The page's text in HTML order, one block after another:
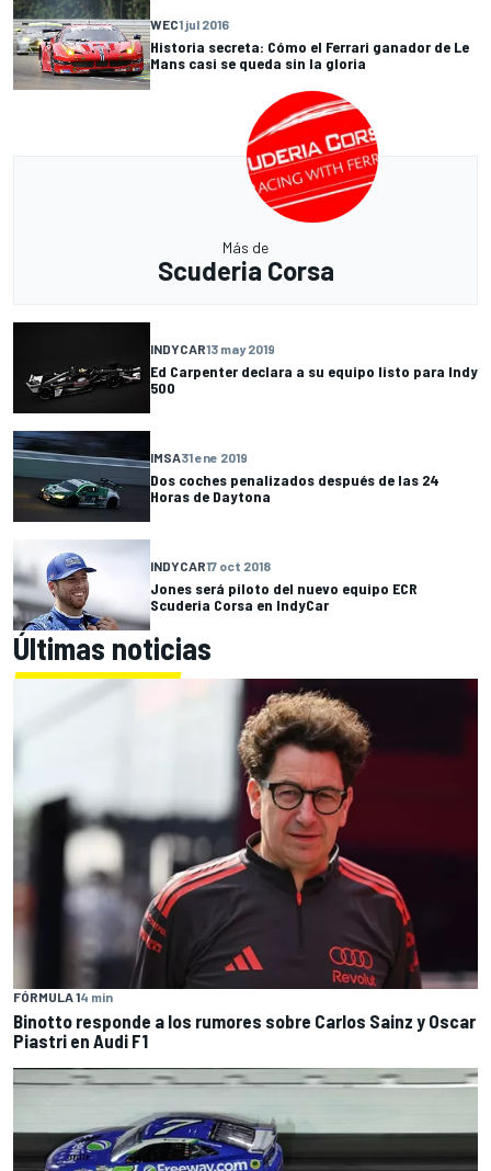
WEC1 jul 2016
Historia secreta: Cómo el Ferrari ganador de Le
Mans casi se queda sin la gloria
Más de
Scuderia Corsa
INDYCAR13 may 2019
Ed Carpenter declara a su equipo listo para Indy
500
IMSA31 ene 2019
Dos coches penalizados después de las 24
Horas de Daytona
INDYCAR17 oct 2018
Jones será piloto del nuevo equipo ECR
Scuderia Corsa en IndyCar
Últimas noticias
FÓRMULA 14 min
Binotto responde a los rumores sobre Carlos Sainz y Oscar
Piastri en Audi F1